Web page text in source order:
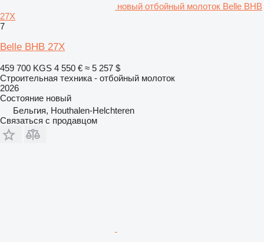
новый отбойный молоток Belle BHB
27X
7
Belle BHB 27X
459 700 KGS 4 550 € ≈ 5 257 $
Строительная техника - отбойный молоток
2026
Состояние новый
Бельгия, Houthalen-Helchteren
Связаться с продавцом